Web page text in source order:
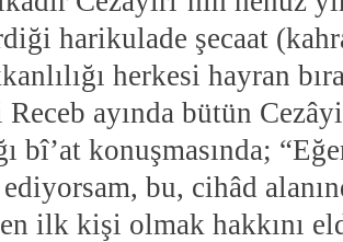
harikulade şecaat
herkesi hayran
Receb ayında bütün
bî’at konuşmasında;
bu, cihâd
ilk kişi olmak hakkını